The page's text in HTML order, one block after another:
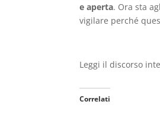
e aperta. Ora sta
vigilare perché
Leggi il discorso
Correlati